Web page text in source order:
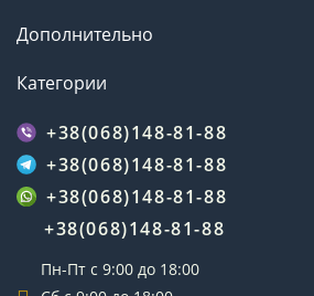
Дополнительно
Категории
+38(068)148-81-88
+38(068)148-81-88
+38(068)148-81-88
+38(068)148-81-88
Пн-Пт с 9:00 до 18:00